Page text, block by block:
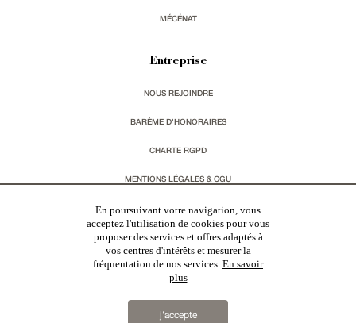
MÉCÉNAT
Entreprise
NOUS REJOINDRE
BARÈME D'HONORAIRES
CHARTE RGPD
MENTIONS LÉGALES & CGU
Vous souhaitez recevoir nos lettres d'information ?
En poursuivant votre navigation, vous
acceptez l'utilisation de cookies pour vous
proposer des services et offres adaptés à
vos centres d'intérêts et mesurer la
fréquentation de nos services. En savoir
plus
j’accepte